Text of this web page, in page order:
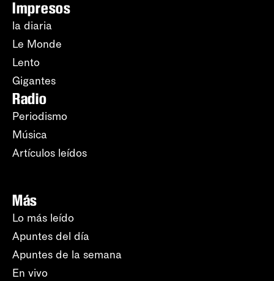
Impresos
la diaria
Le Monde
Lento
Gigantes
Radio
Periodismo
Música
Artículos leídos
Más
Lo más leído
Apuntes del día
Apuntes de la semana
En vivo